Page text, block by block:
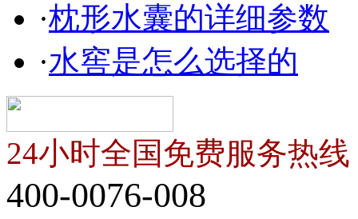
·枕形水囊的详细参数
·水窖是怎么选择的
24小时全国免费服务热线
400-0076-008